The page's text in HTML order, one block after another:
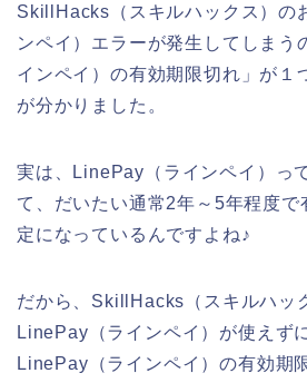
SkillHacks（スキルハックス）の
ンペイ）エラーが発生してしまう
インペイ）の有効期限切れ」が１
が分かりました。
実は、LinePay（ラインペイ）っ
て、だいたい通常2年～5年程度で
定になっているんですよね♪
だから、SkillHacks（スキルハッ
LinePay（ラインペイ）が使えず
LinePay（ラインペイ）の有効期